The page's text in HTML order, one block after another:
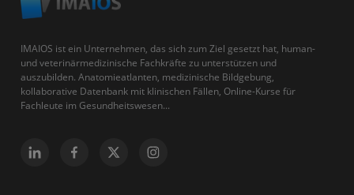
IMAIOS ist ein Unternehmen, das sich zum Ziel gesetzt hat, human-
und veterinärmedizinische Fachkräfte zu unterstützen und
auszubilden. Anatomieatlanten, medizinische Bildgebung,
kollaborative Datenbank mit klinischen Fällen, Online-Kurse für
Fachleute im Gesundheitswesen...